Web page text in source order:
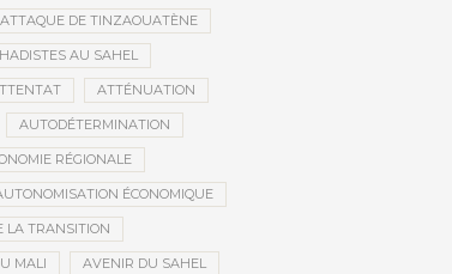
ATTAQUE DE TINZAOUATÈNE
AU SAHEL
ATTÉNUATION
AUTODÉTERMINATION
RÉGIONALE
ÉCONOMIQUE
LA TRANSITION
MALI AVENIR DU SAHEL